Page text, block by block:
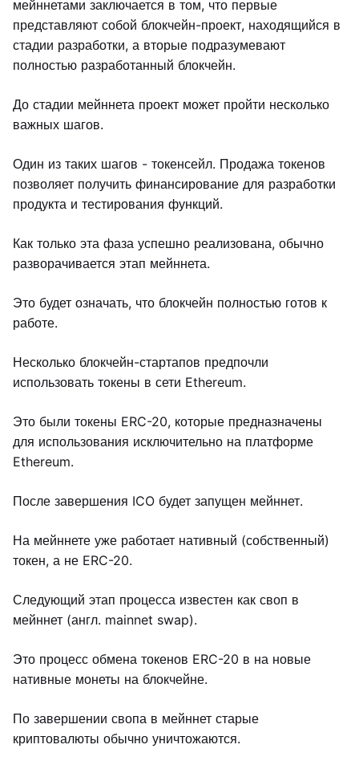
мейннетами заключается в том, что первые
представляют собой блокчейн-проект, находящийся в
стадии разработки, а вторые подразумевают
полностью разработанный блокчейн.
До стадии мейннета проект может пройти несколько
важных шагов.
Один из таких шагов - токенсейл. Продажа токенов
позволяет получить финансирование для разработки
продукта и тестирования функций.
Как только эта фаза успешно реализована, обычно
разворачивается этап мейннета.
Это будет означать, что блокчейн полностью готов к
работе.
Несколько блокчейн-стартапов предпочли
использовать токены в сети Ethereum.
Это были токены ERC-20, которые предназначены
для использования исключительно на платформе
Ethereum.
После завершения ICO будет запущен мейннет.
На мейннете уже работает нативный (собственный)
токен, а не ERC-20.
Следующий этап процесса известен как своп в
мейннет (англ. mainnet swap).
Это процесс обмена токенов ERC-20 в на новые
нативные монеты на блокчейне.
По завершении свопа в мейннет старые
криптовалюты обычно уничтожаются.